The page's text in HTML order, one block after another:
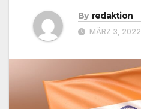
By redaktion
MÄRZ 3, 2022